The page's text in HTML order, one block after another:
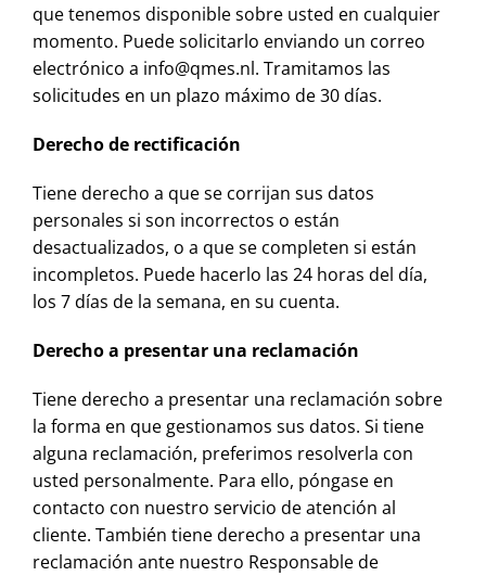
que tenemos disponible sobre usted en cualquier
momento. Puede solicitarlo enviando un correo
electrónico a info@qmes.nl. Tramitamos las
solicitudes en un plazo máximo de 30 días.
Derecho de rectificación
Tiene derecho a que se corrijan sus datos
personales si son incorrectos o están
desactualizados, o a que se completen si están
incompletos. Puede hacerlo las 24 horas del día,
los 7 días de la semana, en su cuenta.
Derecho a presentar una reclamación
Tiene derecho a presentar una reclamación sobre
la forma en que gestionamos sus datos. Si tiene
alguna reclamación, preferimos resolverla con
usted personalmente. Para ello, póngase en
contacto con nuestro servicio de atención al
cliente. También tiene derecho a presentar una
reclamación ante nuestro Responsable de